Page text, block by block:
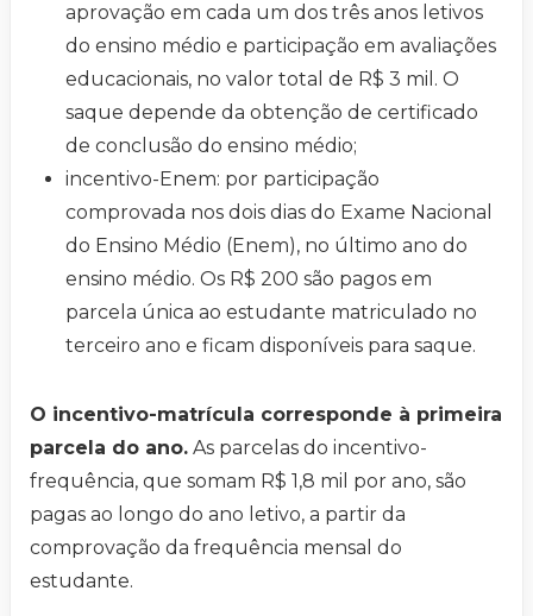
aprovação em cada um dos três anos letivos
do ensino médio e participação em avaliações
educacionais, no valor total de R$ 3 mil. O
saque depende da obtenção de certificado
de conclusão do ensino médio;
incentivo-Enem: por participação
comprovada nos dois dias do Exame Nacional
do Ensino Médio (Enem), no último ano do
ensino médio. Os R$ 200 são pagos em
parcela única ao estudante matriculado no
terceiro ano e ficam disponíveis para saque.
O incentivo-matrícula corresponde à primeira
parcela do ano. As parcelas do incentivo-
frequência, que somam R$ 1,8 mil por ano, são
pagas ao longo do ano letivo, a partir da
comprovação da frequência mensal do
estudante.